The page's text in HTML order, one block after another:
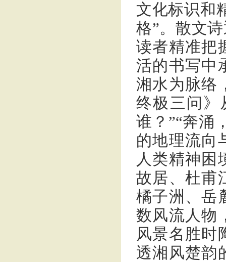
文化标识和
格”。散文
读者精准把
活的书写中
湘水为脉络
终极三问》
谁？”“奔涌
的地理流向
人类精神困
故居、杜甫
橘子洲、岳
数风流人物
风景名胜时
透湘风楚韵